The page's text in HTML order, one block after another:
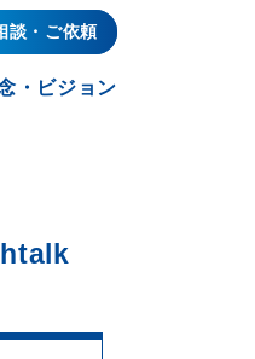
談・ご依頼
・ビジョン